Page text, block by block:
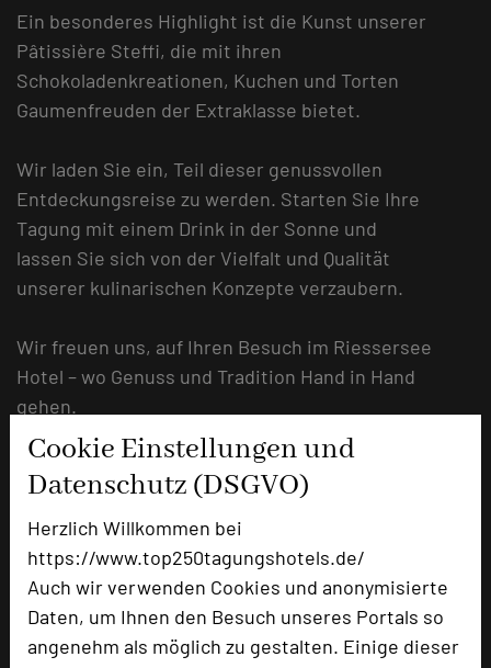
Cookie Einstellungen und
Datenschutz (DSGVO)
Herzlich Willkommen bei
https://www.top250tagungshotels.de/
Auch wir verwenden Cookies und anonymisierte
Daten, um Ihnen den Besuch unseres Portals so
angenehm als möglich zu gestalten. Einige dieser
Ein besonderes Highlight ist die Kunst unserer
Pâtissière Steffi, die mit ihren
Schokoladenkreationen, Kuchen und Torten
Gaumenfreuden der Extraklasse bietet.
Wir laden Sie ein, Teil dieser genussvollen
Entdeckungsreise zu werden. Starten Sie Ihre
Tagung mit einem Drink in der Sonne und
lassen Sie sich von der Vielfalt und Qualität
unserer kulinarischen Konzepte verzaubern.
Wir freuen uns, auf Ihren Besuch im Riessersee
Hotel – wo Genuss und Tradition Hand in Hand
gehen.
URL:https://www.riessersee-
hotel.de/seminare-tagungen